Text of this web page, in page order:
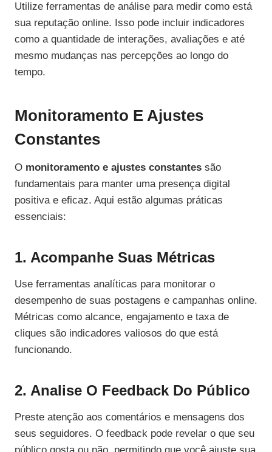
Utilize ferramentas de análise para medir como está
sua reputação online. Isso pode incluir indicadores
como a quantidade de interações, avaliações e até
mesmo mudanças nas percepções ao longo do
tempo.
Monitoramento E Ajustes
Constantes
O monitoramento e ajustes constantes são
fundamentais para manter uma presença digital
positiva e eficaz. Aqui estão algumas práticas
essenciais:
1. Acompanhe Suas Métricas
Use ferramentas analíticas para monitorar o
desempenho de suas postagens e campanhas online.
Métricas como alcance, engajamento e taxa de
cliques são indicadores valiosos do que está
funcionando.
2. Analise O Feedback Do Público
Preste atenção aos comentários e mensagens dos
seus seguidores. O feedback pode revelar o que seu